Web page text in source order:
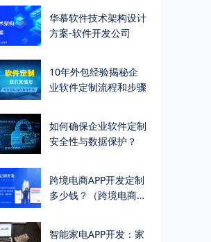
华慕软件技术架构设计
方案-软件开发公司
10年外包经验揭秘企
业软件定制流程和步骤
如何确保企业软件定制
安全性与数据保护？
跨境电商APP开发定制
多少钱？（跨境电商
智能家电APP开发：家